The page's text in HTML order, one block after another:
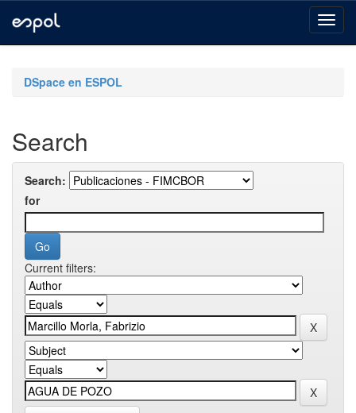
navigationDSpace en ESPOL
Search
Search:
for
Current filters: